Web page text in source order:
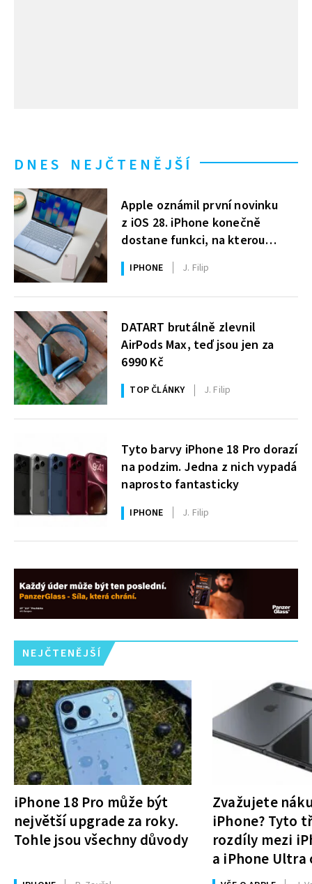
DNES NEJČTENĚJŠÍ
Apple oznámil první novinku
z iOS 28. iPhone konečně
dostane funkci, na kterou
uživatelé Windows čekají roky
IPHONE J. Filip
DATART brutálně zlevnil
AirPods Max, teď jsou jen za
6990 Kč
TOP ČLÁNKY J. Filip
Tyto barvy iPhone 18 Pro dorazí
na podzim. Jedna z nich vypadá
naprosto fantasticky
IPHONE J. Filip
NEJČTENĚJŠÍ
iPhone 18 Pro může být
největší upgrade za roky.
Tohle jsou všechny důvody
Zvažujete
iPhone? Tyto
rozdíly mezi
a iPhone Ultra
rozhodnutí